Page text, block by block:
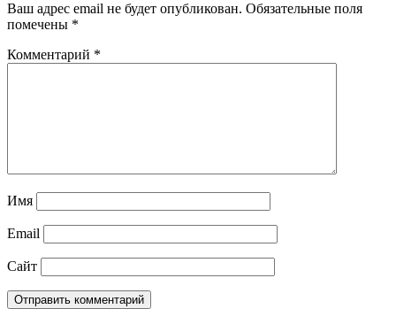
Ваш адрес email не будет опубликован. Обязательные поля
помечены *
Комментарий *
Имя
Email
Сайт